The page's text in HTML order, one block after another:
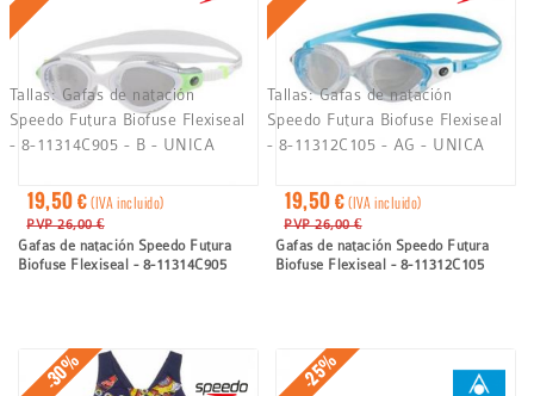
19,50 €(IVA incluido)
PVP 26,00 €
Gafas de natación Speedo Futura
Biofuse Flexiseal - 8-11314C905
Tallas: Gafas de natación
Speedo Futura Biofuse Flexiseal
- 8-11314C905 - B - UNICA
19,50 €(IVA incluido)
PVP 26,00 €
Gafas de natación Speedo Futura
Biofuse Flexiseal - 8-11312C105
Tallas:Gafas de natación
Speedo Futura Biofuse Flexiseal
- 8-11312C105 - AG - UNICA
-30% -25%